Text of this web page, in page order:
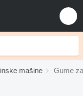
mašine Gume